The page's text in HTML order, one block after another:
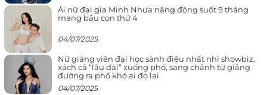
Ái nữ đại gia Minh Nhựa năng động suốt 9 tháng
mang bầu con thứ 4
04/07/2025
Nữ giảng viên đại học sành điệu nhất nhì showbiz,
xách cả “lâu đài” xuống phố, sang chảnh từ giảng
đường ra phố khó ai đọ lại
04/07/2025